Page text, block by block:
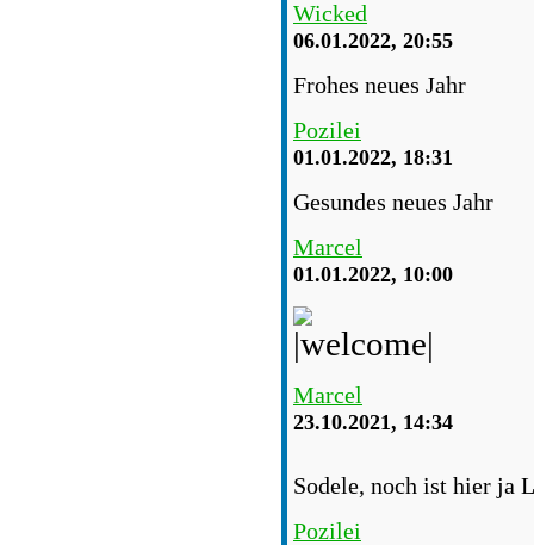
Wicked
06.01.2022, 20:55
Frohes neues Jahr
Pozilei
01.01.2022, 18:31
Gesundes neues Jahr
Marcel
01.01.2022, 10:00
Marcel
23.10.2021, 14:34
Sodele, noch ist hier ja
Pozilei